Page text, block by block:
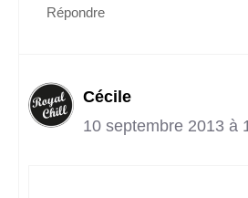
Répondre
Cécile
10 septembre 2013 à